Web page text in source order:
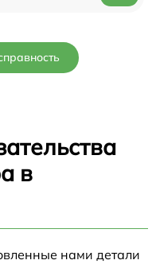
в
нами детали